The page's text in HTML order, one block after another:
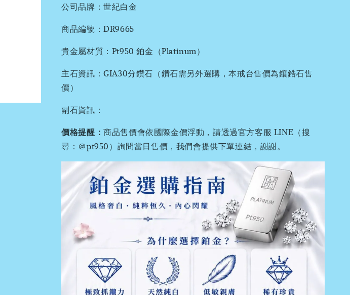
公司品牌：世紀白金
商品編號：DR9665
貴金屬材質：Pt950 鉑金（Platinum）
主石資訊：GIA30分鑽石（鑽石需另外選購，本戒台售價為鑲鋯石售
價）
副石資訊：
價格提醒：商品售價會依國際金價浮動，請透過官方客服 LINE（搜
尋：＠pt950）詢問當日售價，我們會提供下單連結，謝謝。